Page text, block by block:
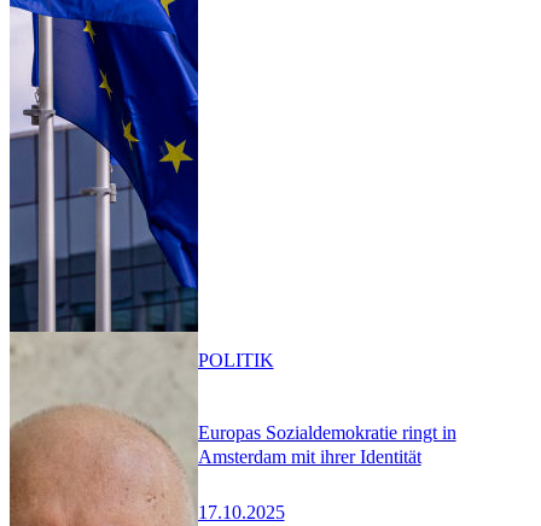
Europas Sozialdemokratie ringt in
Amsterdam mit ihrer Identität
17.10.2025
POLITIK